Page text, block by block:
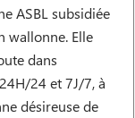
ASBL subsidiée
wallonne. Elle
dans
24 et 7J/7, à
désireuse de